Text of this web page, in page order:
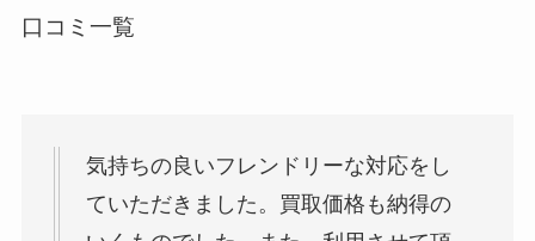
口コミ一覧
気持ちの良いフレンドリーな対応をし
ていただきました。買取価格も納得の